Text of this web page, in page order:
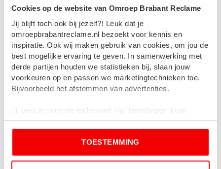
Cookies op de website van Omroep Brabant Reclame
Jij blijft toch ook bij jezelf?! Leuk dat je
omroepbrabantreclame.nl bezoekt voor kennis en
inspiratie. Ook wij maken gebruik van cookies, om jou de
best mogelijke ervaring te geven. In samenwerking met
derde partijen houden we statistieken bij, slaan jouw
voorkeuren op en passen we marketingtechnieken toe.
Bijvoorbeeld het afstemmen van advertenties.
Jij bent in controle en bepaalt via ‘Instellingen’ jouw
voorkeuren en welke cookies worden gebruikt. Door op
‘Toestemming’ te klikken, ga je akkoord met onze
enprivacybeleid.
Als je weigert, dan wordt een kleine cookie in je browser
TOESTEMMING
gespecialiseerde bedrijven; van het opmaken van banners, het
bedenken van slogans die beklijven, tot aan het realiseren van
pakkende radiospots en geschikte televisiecommercials.